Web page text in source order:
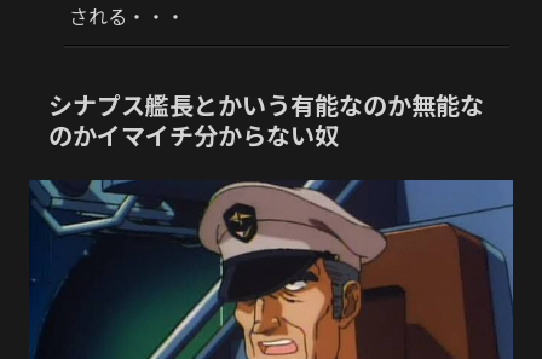
される・・・
シナプス艦長とかいう有能なのか無能な
のかイマイチ分からない奴